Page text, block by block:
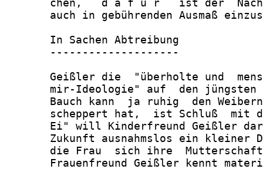
chen,   d a f ü r   ist der
auch in gebührenden Ausmaß
       In Sachen Abtreibung
       --------------------
Geißler die  "überholte und
mir-Ideologie" auf  den
Bauch kann  ja ruhig  den
scheppert hat,  ist Schluß  mit
Ei" will Kinderfreund Geißler
Zukunft ausnahmslos ein kleiner
die Frau  sich ihre
Frauenfreund Geißler kennt